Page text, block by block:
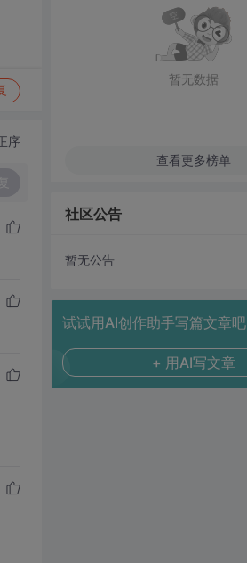
序
暂无数据
查看更多榜单
社区公告
暂无公告
试试用AI创作助手写篇文章吧
+ 用AI写文章